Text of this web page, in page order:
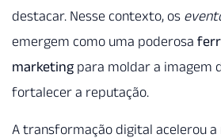
destacar. Nesse contexto, os
emergem como uma poderosa
marketingpara moldar a imagem
fortalecer a reputação.
A transformação digital acelerou